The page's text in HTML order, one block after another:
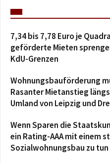
7,34 bis 7,78 Euro je
geförderte Mieten
KdU-Grenzen
Wohnungsbauförderung
Rasanter Mietanstieg
Umland von Leipzig und
Wenn Sparen die
ein Rating-AAA mit einem
Sozialwohnungsbau zu